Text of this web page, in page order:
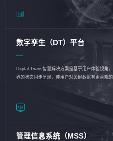
数字孪生（DT）平台
Digital Twins智慧解决方案是基于用户体验视角
界的状态同步呈现，使用户对关键数据有更直观
管理信息系统（MSS）